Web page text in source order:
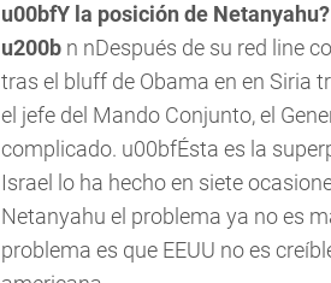
u00bfY la posición de Netanyahu?
u200b n nDespués de su red line
tras el bluff de Obama en en Siria
el jefe del Mando Conjunto, el
complicado. u00bfÉsta es la
Israel lo ha hecho en siete
Netanyahu el problema ya no es
problema es que EEUU no es